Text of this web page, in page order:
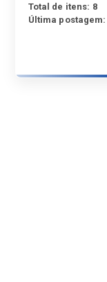
Total de itens: 8
Última postagem: